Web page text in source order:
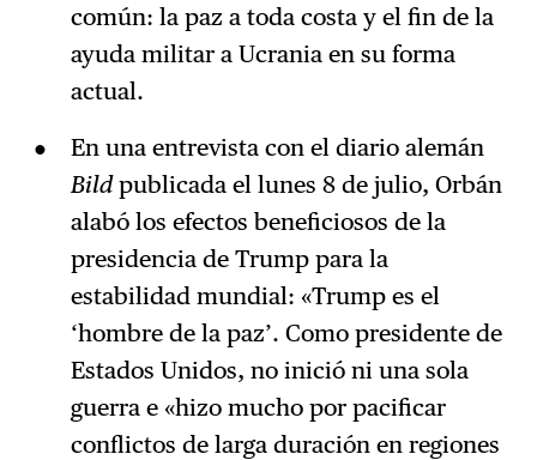
común: la paz a toda costa y el fin de la
ayuda militar a Ucrania en su forma
actual.
En una entrevista con el diario alemán
Bildpublicada el lunes 8 de julio, Orbán
alabó los efectos beneficiosos de la
presidencia de Trump para la
estabilidad mundial: «Trump es el
‘hombre de la paz’. Como presidente de
Estados Unidos, no inició ni una sola
guerra e «hizo mucho por pacificar
conflictos de larga duración en regiones